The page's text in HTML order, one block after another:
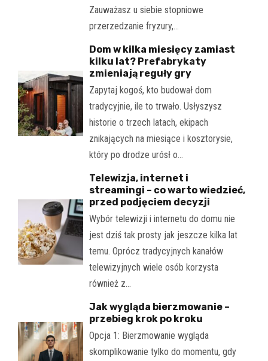
Zauważasz u siebie stopniowe
przerzedzanie fryzury,…
Dom w kilka miesięcy zamiast
kilku lat? Prefabrykaty
zmieniają reguły gry
Zapytaj kogoś, kto budował dom
tradycyjnie, ile to trwało. Usłyszysz
historie o trzech latach, ekipach
znikających na miesiące i kosztorysie,
który po drodze urósł o…
Telewizja, internet i
streamingi – co warto wiedzieć,
przed podjęciem decyzji
Wybór telewizji i internetu do domu nie
jest dziś tak prosty jak jeszcze kilka lat
temu. Oprócz tradycyjnych kanałów
telewizyjnych wiele osób korzysta
również z…
Jak wygląda bierzmowanie –
przebieg krok po kroku
Opcja 1: Bierzmowanie wygląda
skomplikowanie tylko do momentu, gdy